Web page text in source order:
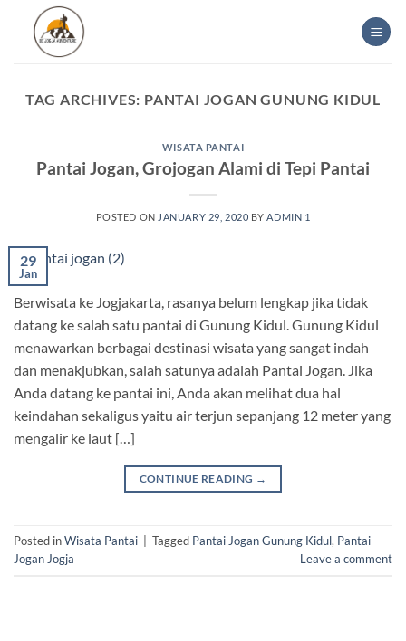
content
TAG ARCHIVES: PANTAI JOGAN GUNUNG KIDUL
WISATA PANTAI
Pantai Jogan, Grojogan Alami di Tepi Pantai
POSTED ON JANUARY 29, 2020 BY ADMIN 1
29
Jan
Berwisata ke Jogjakarta, rasanya belum lengkap jika tidak
datang ke salah satu pantai di Gunung Kidul. Gunung Kidul
menawarkan berbagai destinasi wisata yang sangat indah
dan menakjubkan, salah satunya adalah Pantai Jogan. Jika
Anda datang ke pantai ini, Anda akan melihat dua hal
keindahan sekaligus yaitu air terjun sepanjang 12 meter yang
mengalir ke laut […]
CONTINUE READING →
Posted inWisata Pantai Tagged Pantai Jogan Gunung Kidul, Pantai
Jogan Jogja
Leave a comment